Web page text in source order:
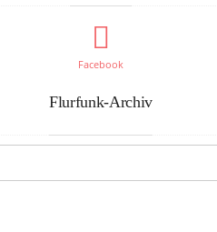
Facebook
Flurfunk-Archiv